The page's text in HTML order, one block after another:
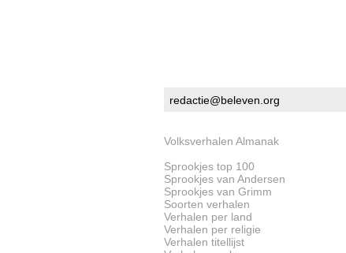
redactie@beleven.org
Volksverhalen Almanak
Sprookjes top 100
Sprookjes van Andersen
Sprookjes van Grimm
Soorten verhalen
Verhalen per land
Verhalen per religie
Verhalen titellijst